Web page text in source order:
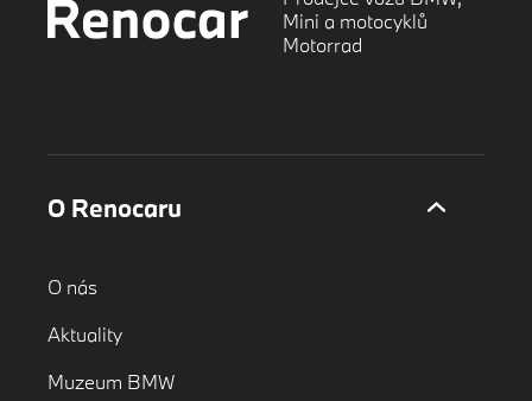
Mini a motocyklů
Motorrad
O Renocaru
O nás
Aktuality
Muzeum BMW